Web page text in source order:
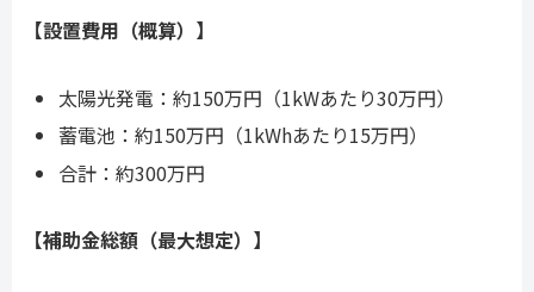
【設置費用（概算）】
太陽光発電：約150万円（1kWあたり30万円）
蓄電池：約150万円（1kWhあたり15万円）
合計：約300万円
【補助金総額（最大想定）】